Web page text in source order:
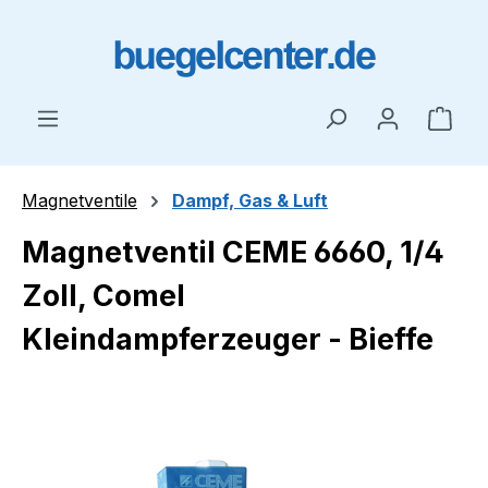
Magnetventile Dampf, Gas & Luft
Magnetventil CEME 6660, 1/4
Zoll, Comel
Kleindampferzeuger - Bieffe